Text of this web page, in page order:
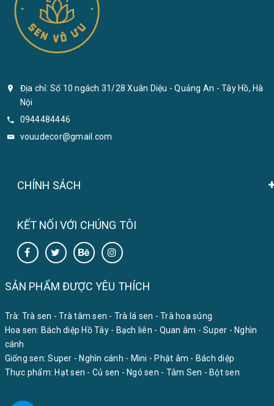
Địa chỉ: Số 10 ngách 31/28 Xuân Diệu - Quảng An - Tây Hồ, Hà
Nội
0944484446
vouudecor@gmail.com
CHÍNH SÁCH
KẾT NỐI VỚI CHÚNG TÔI
SẢN PHẨM ĐƯỢC YÊU THÍCH
Trà: Trà sen - Trà tâm sen - Trà lá sen - Trà hoa súng
Hoa sen: Bách diệp Hồ Tây- Bạch liên - Quan âm - Super - Nghìn
cánh
Giống sen: Super - Nghìn cánh - Mini - Phật âm - Bách diệp
Thực phẩm: Hạt sen - Củ sen - Ngó sen - Tâm Sen - Bột sen